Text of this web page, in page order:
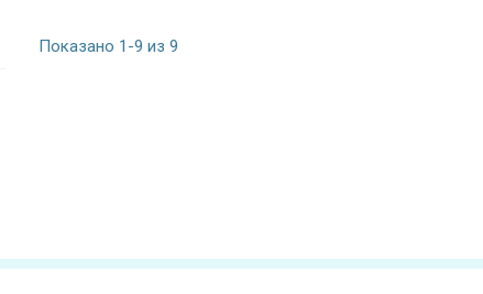
Показано 1-9 из 9